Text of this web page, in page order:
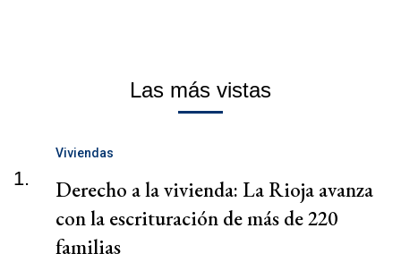
Las más vistas
1.
Viviendas
Derecho a la vivienda: La Rioja avanza
con la escrituración de más de 220
familias